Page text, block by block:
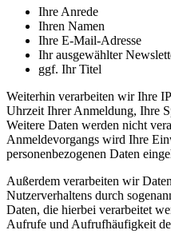
Ihre Anrede
Ihren Namen
Ihre E-Mail-Adresse
Ihr ausgewählter
ggf. Ihr Titel
Weiterhin verarbeiten wir Ihre
Uhrzeit Ihrer Anmeldung, Ihre
Weitere Daten werden nicht
Anmeldevorgangs wird Ihre
personenbezogenen Daten
Außerdem verarbeiten wir
Nutzerverhaltens durch
Daten, die hierbei verarbeitet
Aufrufe und Aufrufhäufigkeit